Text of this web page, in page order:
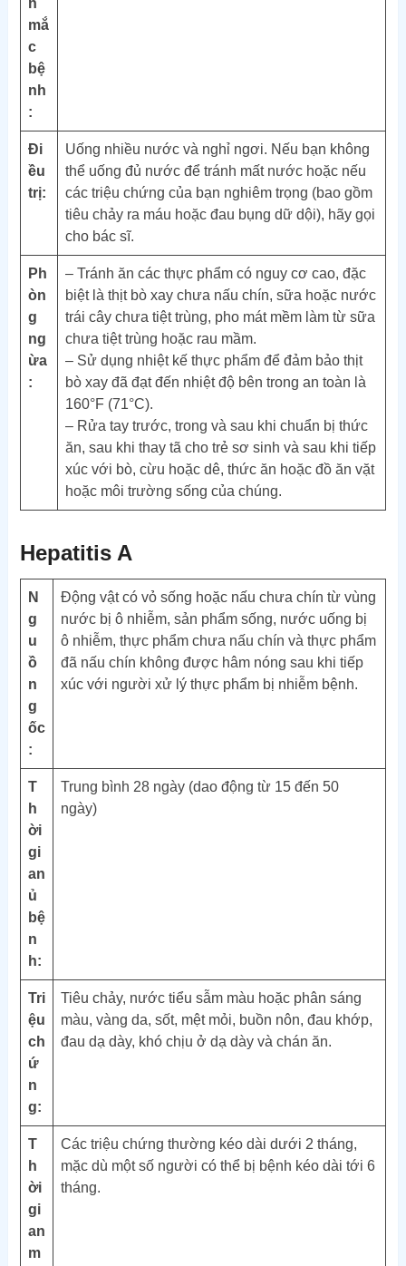
n
mắ
c
bệ
nh
:
Đi
ều
trị:
Uống nhiều nước và nghỉ ngơi. Nếu bạn không
thể uống đủ nước để tránh mất nước hoặc nếu
các triệu chứng của bạn nghiêm trọng (bao gồm
tiêu chảy ra máu hoặc đau bụng dữ dội), hãy gọi
cho bác sĩ.
Ph
òn
g
ng
ừa
:
– Tránh ăn các thực phẩm có nguy cơ cao, đặc
biệt là thịt bò xay chưa nấu chín, sữa hoặc nước
trái cây chưa tiệt trùng, pho mát mềm làm từ sữa
chưa tiệt trùng hoặc rau mầm.
– Sử dụng nhiệt kế thực phẩm để đảm bảo thịt
bò xay đã đạt đến nhiệt độ bên trong an toàn là
160°F (71°C).
– Rửa tay trước, trong và sau khi chuẩn bị thức
ăn, sau khi thay tã cho trẻ sơ sinh và sau khi tiếp
xúc với bò, cừu hoặc dê, thức ăn hoặc đồ ăn vặt
hoặc môi trường sống của chúng.
Hepatitis A
N
g
u
ồ
n
g
ốc
:
Động vật có vỏ sống hoặc nấu chưa chín từ vùng
nước bị ô nhiễm, sản phẩm sống, nước uống bị
ô nhiễm, thực phẩm chưa nấu chín và thực phẩm
đã nấu chín không được hâm nóng sau khi tiếp
xúc với người xử lý thực phẩm bị nhiễm bệnh.
T
h
ời
gi
an
ủ
bệ
n
h:
Trung bình 28 ngày (dao động từ 15 đến 50
ngày)
Tri
ệu
ch
ứ
n
g:
Tiêu chảy, nước tiểu sẫm màu hoặc phân sáng
màu, vàng da, sốt, mệt mỏi, buồn nôn, đau khớp,
đau dạ dày, khó chịu ở dạ dày và chán ăn.
T
h
ời
gi
an
m
Các triệu chứng thường kéo dài dưới 2 tháng,
mặc dù một số người có thể bị bệnh kéo dài tới 6
tháng.